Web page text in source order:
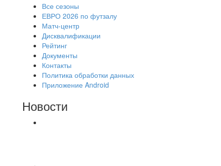
Все сезоны
ЕВРО 2026 по футзалу
Матч-центр
Дисквалификации
Рейтинг
Документы
Контакты
Политика обработки данных
Приложение Android
Новости